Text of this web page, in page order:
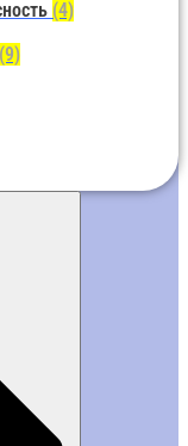
(4)
(9)